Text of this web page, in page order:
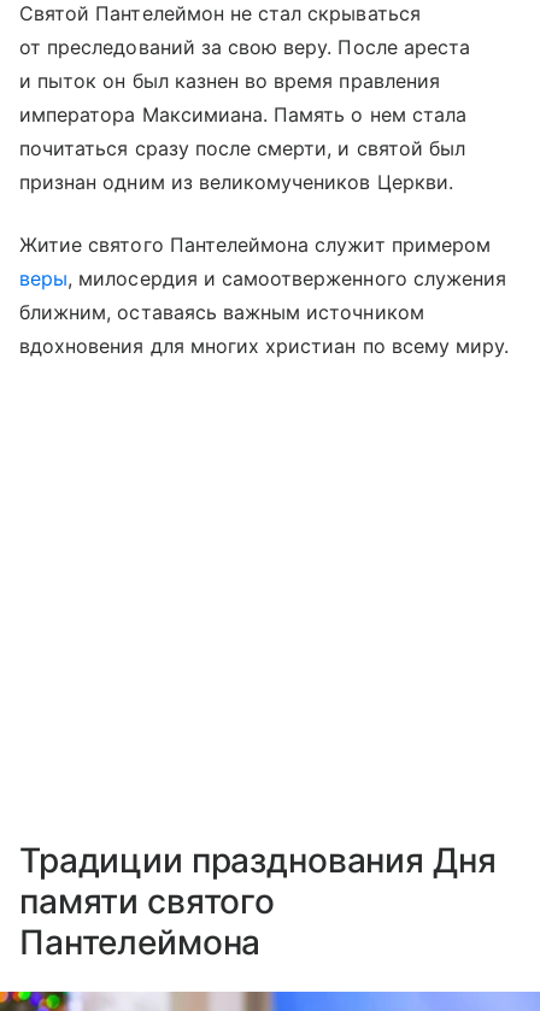
Святой Пантелеймон не стал скрываться
от преследований за свою веру. После ареста
и пыток он был казнен во время правления
императора Максимиана. Память о нем стала
почитаться сразу после смерти, и святой был
признан одним из великомучеников Церкви.
Житие святого Пантелеймона служит примером
веры, милосердия и самоотверженного служения
ближним, оставаясь важным источником
вдохновения для многих христиан по всему миру.
Традиции празднования Дня
памяти святого
Пантелеймона